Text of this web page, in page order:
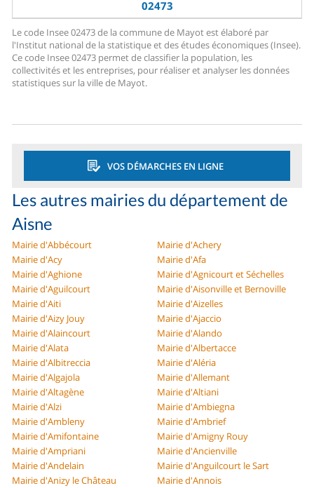
02473
Le code Insee 02473 de la commune de Mayot est élaboré par
l'Institut national de la statistique et des études économiques (Insee).
Ce code Insee 02473 permet de classifier la population, les
collectivités et les entreprises, pour réaliser et analyser les données
statistiques sur la ville de Mayot.
VOS DÉMARCHES EN LIGNE
Les autres mairies du département de
Aisne
Mairie d'Abbécourt
Mairie d'Achery
Mairie d'Acy
Mairie d'Afa
Mairie d'Aghione
Mairie d'Agnicourt et Séchelles
Mairie d'Aguilcourt
Mairie d'Aisonville et Bernoville
Mairie d'Aiti
Mairie d'Aizelles
Mairie d'Aizy Jouy
Mairie d'Ajaccio
Mairie d'Alaincourt
Mairie d'Alando
Mairie d'Alata
Mairie d'Albertacce
Mairie d'Albitreccia
Mairie d'Aléria
Mairie d'Algajola
Mairie d'Allemant
Mairie d'Altagène
Mairie d'Altiani
Mairie d'Alzi
Mairie d'Ambiegna
Mairie d'Ambleny
Mairie d'Ambrief
Mairie d'Amifontaine
Mairie d'Amigny Rouy
Mairie d'Ampriani
Mairie d'Ancienville
Mairie d'Andelain
Mairie d'Anguilcourt le Sart
Mairie d'Anizy le Château
Mairie d'Annois